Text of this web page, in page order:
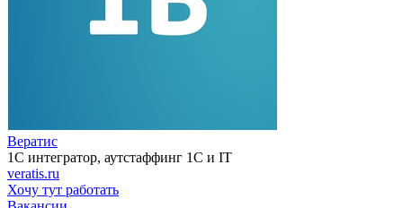
Вератис
1С интегратор, аутстаффинг 1С и IT
veratis.ru
Хочу тут работать